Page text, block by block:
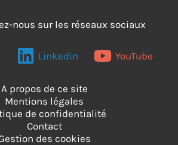
nous sur les réseaux sociaux
Linkedin YouTube
A propos de ce site
Mentions légales
de confidentialité
Contact
des cookies